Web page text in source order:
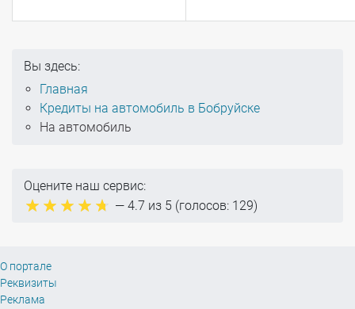
Вы здесь:
Главная
Кредиты на автомобиль в Бобруйске
На автомобиль
Оцените наш сервис:
— 4.7 из 5 (голосов: 129)
О портале
Реквизиты
Реклама